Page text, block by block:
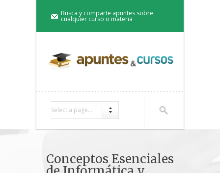
Busca y comparte apuntes sobre
cualquier curso o materia
Select a page...
Conceptos Esenciales